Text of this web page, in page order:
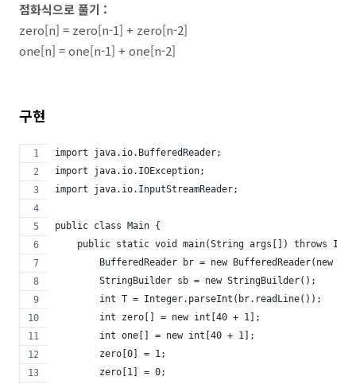
점화식으로 풀기 :
zero[n] = zero[n-1] + zero[n-2]
one[n] = one[n-1] + one[n-2]
구현
import java.io.BufferedReader;
import java.io.IOException;
import java.io.InputStreamReader;
public class Main {
public static void main(String args[]) throws
BufferedReader br = new BufferedReader(new
        StringBuilder sb = new StringBuilder();
        int T = Integer.parseInt(br.readLine());
        int zero[] = new int[40 + 1];
        int one[] = new int[40 + 1];
        zero[0] = 1;
        zero[1] = 0;